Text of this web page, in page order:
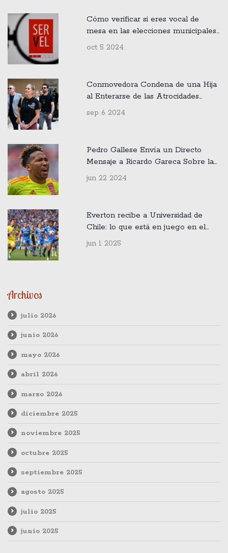
Cómo verificar si eres vocal de
mesa en las elecciones municipales
2024 en Chile
oct 5 2024
Conmovedora Condena de una Hija
al Enterarse de las Atrocidades
Sufridas por su Madre en Francia
sep 6 2024
Pedro Gallese Envía un Directo
Mensaje a Ricardo Gareca Sobre la
Formación de la Selección Peruana
jun 22 2024
Everton recibe a Universidad de
Chile: lo que está en juego en el
duelo clave del 24 de agosto
jun 1 2025
Archivos
julio 2026
junio 2026
mayo 2026
abril 2026
marzo 2026
diciembre 2025
noviembre 2025
octubre 2025
septiembre 2025
agosto 2025
julio 2025
junio 2025